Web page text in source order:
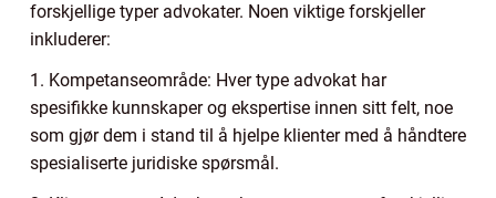
forskjellige typer advokater. Noen viktige forskjeller
inkluderer:
1. Kompetanseområde: Hver type advokat har
spesifikke kunnskaper og ekspertise innen sitt felt, noe
som gjør dem i stand til å hjelpe klienter med å håndtere
spesialiserte juridiske spørsmål.